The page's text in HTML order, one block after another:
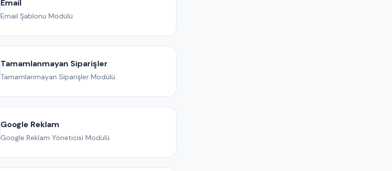
Email
Email Şablonu Modülü
Tamamlanmayan Siparişler
Tamamlanmayan Siparişler Modülü
Google Reklam
Google Reklam Yöneticisi Modülü